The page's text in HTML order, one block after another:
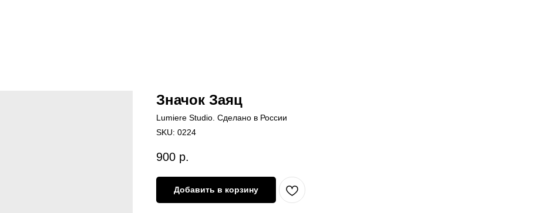
Значок Заяц
Lumiere Studio. Сделано в России
SKU: 0224
900 р.
Добавить в корзину